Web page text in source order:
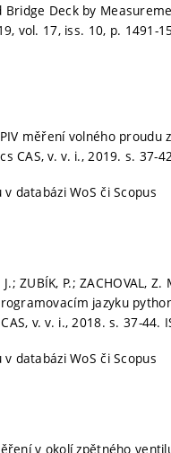
Bridge Deck by
vol. 17, iss. 10, p. 1491-
PIV měření volného proudu
CAS, v. v. i., 2019. s. 37-
databázi WoS či Scopus
J.; ZUBÍK, P.;
jazyku
v. v. i., 2018.s. 37-44.
databázi WoS či Scopus
v okolí zpětného